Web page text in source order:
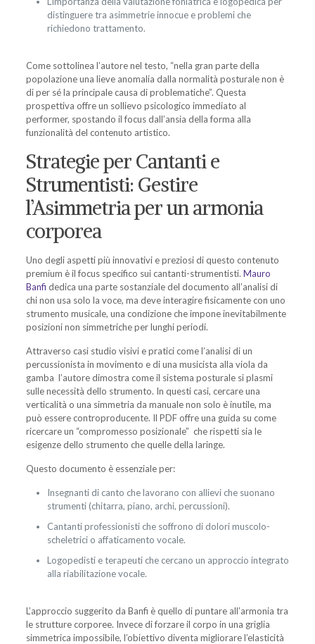
distinguere tra asimmetrie innocue e problemi che
richiedono trattamento.
Come sottolinea l’autore nel testo, “nella gran parte della
popolazione una lieve anomalia dalla normalità posturale non è
di per sé la principale causa di problematiche”. Questa
prospettiva offre un sollievo psicologico immediato al
performer, spostando il focus dall’ansia della forma alla
funzionalità del contenuto artistico.
Strategie per Cantanti e
Strumentisti: Gestire
l’Asimmetria per un armonia
corporea
Uno degli aspetti più innovativi e preziosi di questo contenuto
premium è il focus specifico sui cantanti-strumentisti. Mauro
Banfi dedica una parte sostanziale del documento all’analisi di
chi non usa solo la voce, ma deve interagire fisicamente con uno
strumento musicale, una condizione che impone inevitabilmente
posizioni non simmetriche per lunghi periodi.
Attraverso casi studio visivi e pratici come l’analisi di un
percussionista in movimento e di una musicista alla viola da
gamba l’autore dimostra come il sistema posturale si plasmi
sulle necessità dello strumento. In questi casi, cercare una
verticalità o una simmetria da manuale non solo è inutile, ma
può essere controproducente. Il PDF offre una guida su come
ricercare un “compromesso posizionale” che rispetti sia le
esigenze dello strumento che quelle della laringe.
Questo documento è essenziale per:
Insegnanti di canto che lavorano con allievi che suonano
strumenti (chitarra, piano, archi, percussioni).
Cantanti professionisti che soffrono di dolori muscolo-
scheletrici o affaticamento vocale.
Logopedisti e terapeuti che cercano un approccio integrato
alla riabilitazione vocale.
L’approccio suggerito da Banfi è quello di puntare all’armonia tra
le strutture corporee. Invece di forzare il corpo in una griglia
simmetrica impossibile, l’obiettivo diventa migliorare l’elasticità